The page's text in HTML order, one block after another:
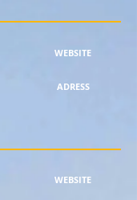
WEBSITE
ADRESS
WEBSITE